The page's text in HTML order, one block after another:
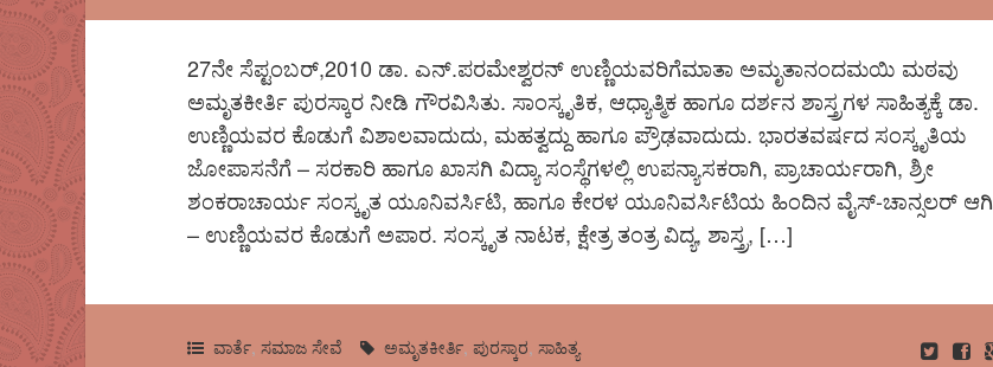
27ನೇ ಸೆಪ್ಟಂಬರ್,2010 ಡಾ. ಎನ್.ಪರಮೇಶ್ವರನ್ ಉಣ್ಣಿಯವರಿಗೆಮಾತಾ ಅಮೃತಾನಂದಮಯಿ ಮಠವು
ಅಮೃತಕೀರ್ತಿ ಪುರಸ್ಕಾರ ನೀಡಿ ಗೌರವಿಸಿತು. ಸಾಂಸ್ಕೃತಿಕ, ಆಧ್ಯಾತ್ಮಿಕ ಹಾಗೂ ದರ್ಶನ ಶಾಸ್ತ್ರಗಳ ಸಾಹಿತ್ಯಕ್ಕೆ ಡಾ.
ಉಣ್ಣಿಯವರ ಕೊಡುಗೆ ವಿಶಾಲವಾದುದು, ಮಹತ್ವದ್ದು ಹಾಗೂ ಪ್ರೌಢವಾದುದು. ಭಾರತವರ್ಷದ ಸಂಸ್ಕೃತಿಯ
ಜೋಪಾಸನೆಗೆ – ಸರಕಾರಿ ಹಾಗೂ ಖಾಸಗಿ ವಿದ್ಯಾ ಸಂಸ್ಥೆಗಳಲ್ಲಿ ಉಪನ್ಯಾಸಕರಾಗಿ, ಪ್ರಾಚಾರ್ಯರಾಗಿ, ಶ್ರೀ
ಶಂಕರಾಚಾರ್ಯ ಸಂಸ್ಕೃತ ಯೂನಿವರ್ಸಿಟಿ, ಹಾಗೂ ಕೇರಳ ಯೂನಿವರ್ಸಿಟಿಯ ಹಿಂದಿನ ವೈಸ್-ಚಾನ್ಸಲರ್‌ ಆಗಿ
– ಉಣ್ಣಿಯವರ ಕೊಡುಗೆ ಅಪಾರ. ಸಂಸ್ಕೃತ ನಾಟಕ, ಕ್ಷೇತ್ರ ತಂತ್ರ ವಿದ್ಯ, ಶಾಸ್ತ್ರ, […]
ವಾರ್ತೆ,ಸಮಾಜ ಸೇವೆ ಅಮೃತಕೀರ್ತಿ,ಪುರಸ್ಕಾರ,ಸಾಹಿತ್ಯ